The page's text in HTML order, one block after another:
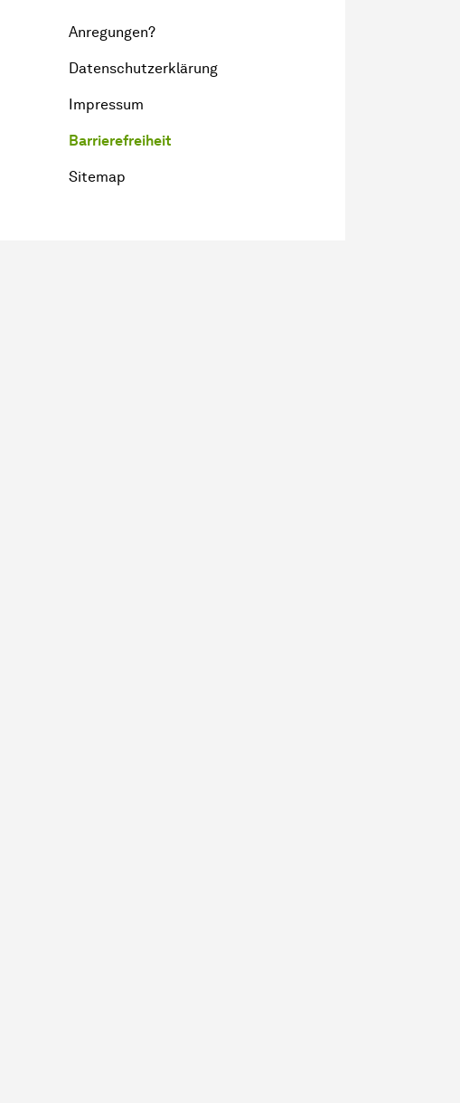
Anregungen?
Datenschutzerklärung
Impressum
Barrierefreiheit
Sitemap